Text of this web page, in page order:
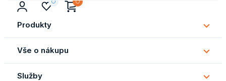
Produkty
Vše o nákupu
Vše
Služby